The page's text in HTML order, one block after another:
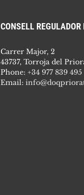
CONSELL
Carrer Major, 2
43737, Torroja del
Phone: +34 977 839 495
Email: